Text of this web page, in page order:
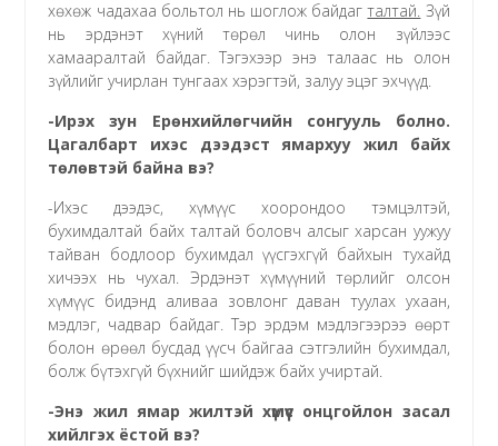
хөхөж чадахаа больтол нь шоглож байдагталтай. Зүй
нь эрдэнэт хүний төрөл чинь олон зүйлээс
хамааралтай байдаг. Тэгэхээр энэ талаас нь олон
зүйлийг учирлан тунгаах хэрэгтэй, залуу эцэг эхчүүд.
-Ирэх зун Ерөнхийлөгчийн сонгууль болно.
Цагалбарт ихэс дээдэст ямархуу жил байх
төлөвтэй байна вэ?
-Ихэс дээдэс, хүмүүс хоорондоо тэмцэлтэй,
бухимдалтай байх талтай боловч алсыг харсан уужуу
тайван бодлоор бухимдал үүсгэхгүй байхын тухайд
хичээх нь чухал. Эрдэнэт хүмүүний төрлийг олсон
хүмүүс бидэнд аливаа зовлонг даван туулах ухаан,
мэдлэг, чадвар байдаг. Тэр эрдэм мэдлэгээрээ өөрт
болон өрөөл бусдад үүсч байгаа сэтгэлийн бухимдал,
болж бүтэхгүй бүхнийг шийдэж байх учиртай.
-Энэ жил ямар жилтэй хүмүүс онцгойлон засал
хийлгэх ёстой вэ?